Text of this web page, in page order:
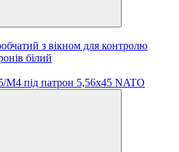
з вікном для контролю
білий